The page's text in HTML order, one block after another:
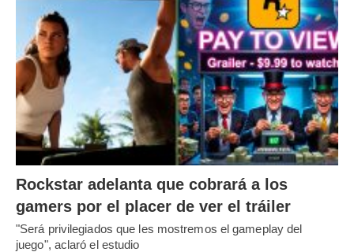
Rockstar adelanta que cobrará a los
gamers por el placer de ver el tráiler
"Será privilegiados que les mostremos el gameplay del
juego", aclaró el estudio